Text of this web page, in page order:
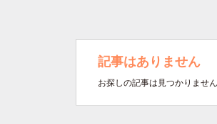
記事はありません
お探しの記事は見つかりませ